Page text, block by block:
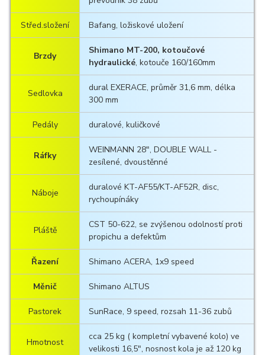
Střed.složení Bafang, ložiskové uložení
Brzdy
Shimano MT-200, kotoučové
hydraulické, kotouče 160/160mm
Sedlovka
dural EXERACE, průměr 31,6 mm, délka
300 mm
Pedály duralové, kuličkové
Ráfky
WEINMANN 28", DOUBLE WALL -
zesílené, dvoustěnné
Náboje
duralové KT-AF55/KT-AF52R, disc,
rychoupínáky
Pláště
CST 50-622, se zvýšenou odolností proti
propichu a defektům
Řazení Shimano ACERA, 1x9 speed
Měnič Shimano ALTUS
Pastorek SunRace, 9 speed, rozsah 11-36 zubů
Hmotnost
cca 25 kg ( kompletní vybavené kolo) ve
velikosti 16,5", nosnost kola je až 120 kg